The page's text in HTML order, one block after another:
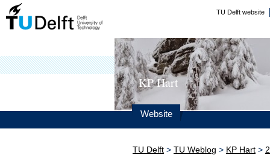
TU Delft website
KP Hart
Website
TU Delft > TU Weblog > KP Hart >